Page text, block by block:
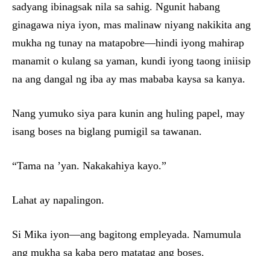
sadyang ibinagsak nila sa sahig. Ngunit habang
ginagawa niya iyon, mas malinaw niyang nakikita ang
mukha ng tunay na matapobre—hindi iyong mahirap
manamit o kulang sa yaman, kundi iyong taong iniisip
na ang dangal ng iba ay mas mababa kaysa sa kanya.
Nang yumuko siya para kunin ang huling papel, may
isang boses na biglang pumigil sa tawanan.
“Tama na ’yan. Nakakahiya kayo.”
Lahat ay napalingon.
Si Mika iyon—ang bagitong empleyada. Namumula
ang mukha sa kaba pero matatag ang boses.